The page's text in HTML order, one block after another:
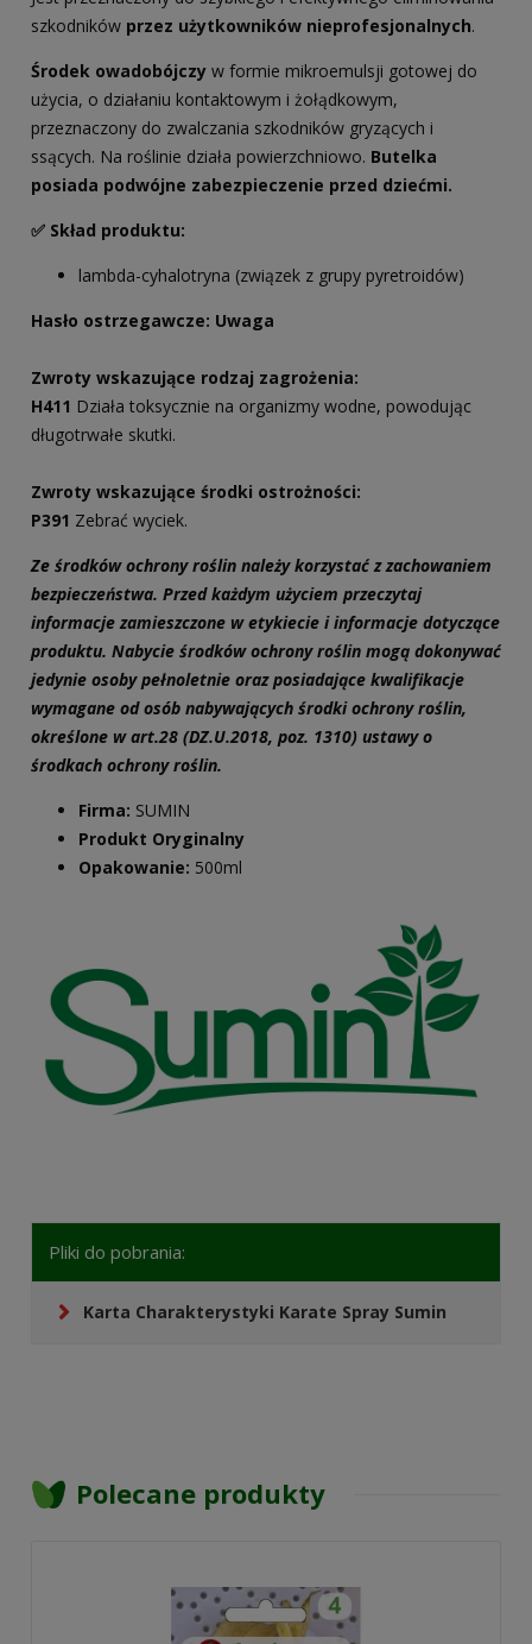
szkodników przez użytkowników nieprofesjonalnych.
Środek owadobójczy w formie mikroemulsji gotowej do
użycia, o działaniu kontaktowym i żołądkowym,
przeznaczony do zwalczania szkodników gryzących i
ssących. Na roślinie działa powierzchniowo. Butelka
posiada podwójne zabezpieczenie przed dziećmi.
✅ Skład produktu:
lambda-cyhalotryna (związek z grupy pyretroidów)
Hasło ostrzegawcze: Uwaga
Zwroty wskazujące rodzaj zagrożenia:
H411 Działa toksycznie na organizmy wodne, powodując
długotrwałe skutki.
Zwroty wskazujące środki ostrożności:
P391 Zebrać wyciek.
Ze środków ochrony roślin należy korzystać z zachowaniem
bezpieczeństwa. Przed każdym użyciem przeczytaj
informacje zamieszczone w etykiecie i informacje dotyczące
produktu. Nabycie środków ochrony roślin mogą dokonywać
jedynie osoby pełnoletnie oraz posiadające kwalifikacje
wymagane od osób nabywających środki ochrony roślin,
określone w art.28 (DZ.U.2018, poz. 1310) ustawy o
środkach ochrony roślin.
Firma: SUMIN
Produkt Oryginalny
Opakowanie: 500ml
Pliki do pobrania:
Karta Charakterystyki Karate Spray Sumin
Polecane produkty